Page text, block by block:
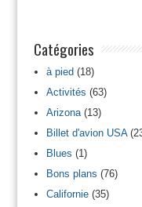
Catégories
à pied(18)
Activités (63)
Arizona(13)
Billet d'avion USA
Blues (1)
Bons plans (76)
Californie(35)